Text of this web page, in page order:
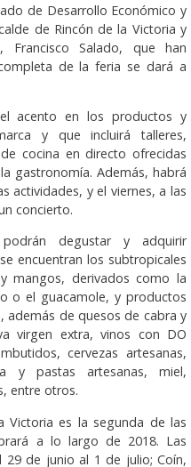
de Desarrollo Económico y
de Rincón de la Victoria y
Francisco Salado, que han
de la feria se dará a
acento en los productos y
y que incluirá talleres,
cocina en directo ofrecidas
gastronomía. Además, habrá
actividades, y el viernes, a las
concierto.
degustar y adquirir
encuentran los subtropicales
mangos, derivados como la
o el guacamole, y productos
además de quesos de cabra y
virgen extra, vinos con DO
cervezas artesanas,
y pastas artesanas, miel,
entre otros.
Victoria es la segunda de las
a lo largo de 2018. Las
29 de junio al 1 de julio; Coín,